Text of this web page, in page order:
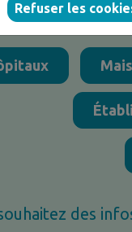
ici votre
des
Refuser les